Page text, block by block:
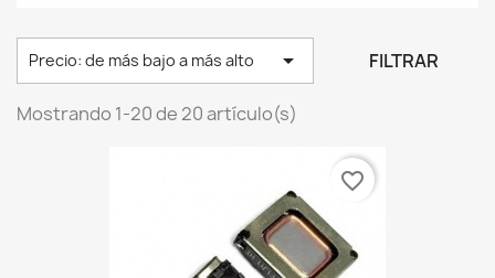
Precio: de más bajo a más alto  FILTRAR
Mostrando 1-20 de 20 artículo(s)
favorite_border